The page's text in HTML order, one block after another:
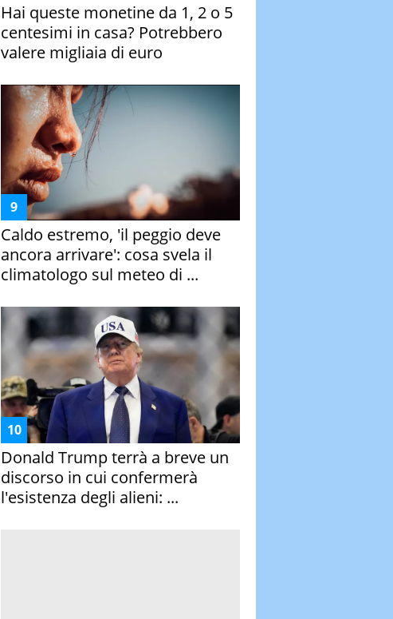
Hai queste monetine da 1, 2 o 5
centesimi in casa? Potrebbero
valere migliaia di euro
Caldo estremo, 'il peggio deve
ancora arrivare': cosa svela il
climatologo sul meteo di ...
Donald Trump terrà a breve un
discorso in cui confermerà
l'esistenza degli alieni: ...